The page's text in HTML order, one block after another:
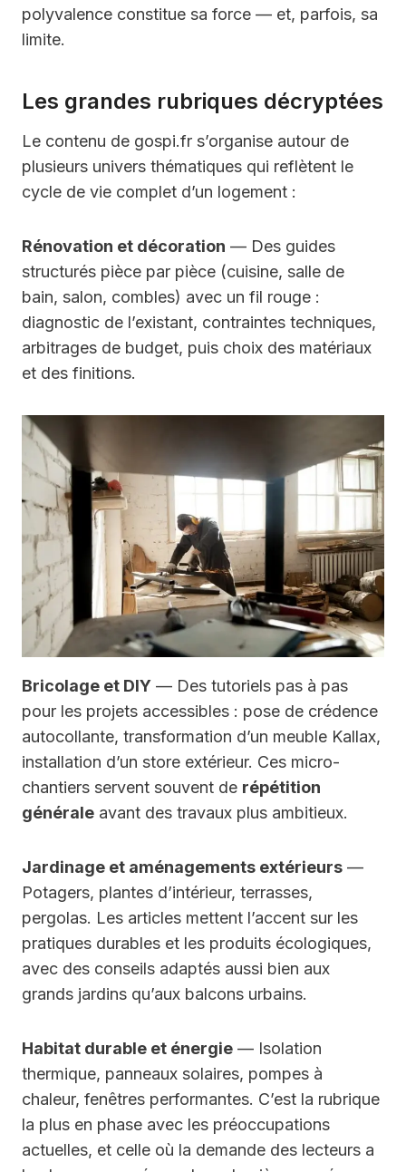
polyvalence constitue sa force — et, parfois, sa
limite.
Les grandes rubriques décryptées
Le contenu de gospi.fr s’organise autour de
plusieurs univers thématiques qui reflètent le
cycle de vie complet d’un logement :
Rénovation et décoration — Des guides
structurés pièce par pièce (cuisine, salle de
bain, salon, combles) avec un fil rouge :
diagnostic de l’existant, contraintes techniques,
arbitrages de budget, puis choix des matériaux
et des finitions.
Bricolage et DIY — Des tutoriels pas à pas
pour les projets accessibles : pose de crédence
autocollante, transformation d’un meuble Kallax,
installation d’un store extérieur. Ces micro-
chantiers servent souvent de répétition
générale avant des travaux plus ambitieux.
Jardinage et aménagements extérieurs —
Potagers, plantes d’intérieur, terrasses,
pergolas. Les articles mettent l’accent sur les
pratiques durables et les produits écologiques,
avec des conseils adaptés aussi bien aux
grands jardins qu’aux balcons urbains.
Habitat durable et énergie — Isolation
thermique, panneaux solaires, pompes à
chaleur, fenêtres performantes. C’est la rubrique
la plus en phase avec les préoccupations
actuelles, et celle où la demande des lecteurs a